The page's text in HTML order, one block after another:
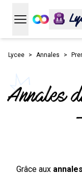
Ouvrir le menu
Lycee Annales
Annales
Grâce aux